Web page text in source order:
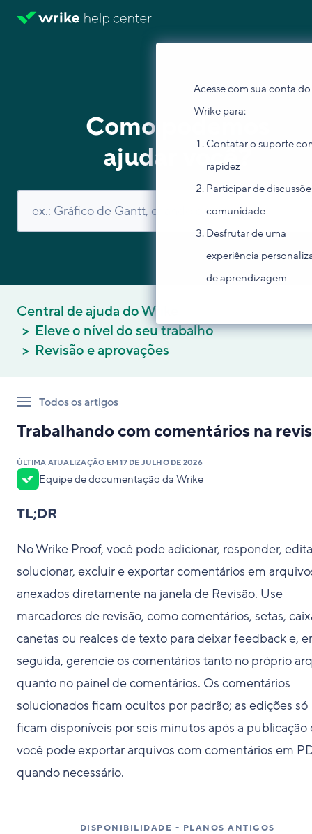
Acesse com sua conta do
Wrike para:
Contatar o suporte
rapidez
Participar de
comunidade
Desfrutar de uma
experiência
de aprendizagem
Como podemos
ajudar você?
Central de ajuda do Wrike
Eleve o nível do seu trabalho
Revisão e aprovações
Todos os artigos
Trabalhando com comentários na
ÚLTIMA ATUALIZAÇÃO EM17 DE JULHO DE 2026
Equipe de documentação da Wrike
TL;DR
No Wrike Proof, você pode adicionar, responder,
solucionar, excluir e exportar comentários em
anexados diretamente na janela de Revisão. Use
marcadores de revisão, como comentários, setas,
canetas ou realces de texto para deixar feedback e,
seguida, gerencie os comentários tanto no próprio
quanto no painel de comentários. Os comentários
solucionados ficam ocultos por padrão; as edições só
ficam disponíveis por seis minutos após a publicação
você pode exportar arquivos com comentários em
quando necessário.
DISPONIBILIDADE - PLANOS ANTIGOS